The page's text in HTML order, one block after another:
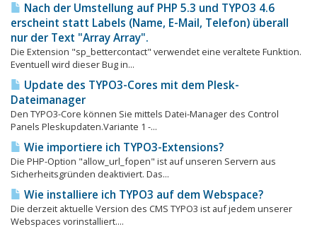
Nach der Umstellung auf PHP 5.3 und TYPO3 4.6
erscheint statt Labels (Name, E-Mail, Telefon) überall
nur der Text "Array Array".
Die Extension "sp_bettercontact" verwendet eine veraltete Funktion.
Eventuell wird dieser Bug in...
Update des TYPO3-Cores mit dem Plesk-
Dateimanager
Den TYPO3-Core können Sie mittels Datei-Manager des Control
Panels Pleskupdaten.Variante 1 -...
Wie importiere ich TYPO3-Extensions?
Die PHP-Option "allow_url_fopen" ist auf unseren Servern aus
Sicherheitsgründen deaktiviert. Das...
Wie installiere ich TYPO3 auf dem Webspace?
Die derzeit aktuelle Version des CMS TYPO3 ist auf jedem unserer
Webspaces vorinstalliert....